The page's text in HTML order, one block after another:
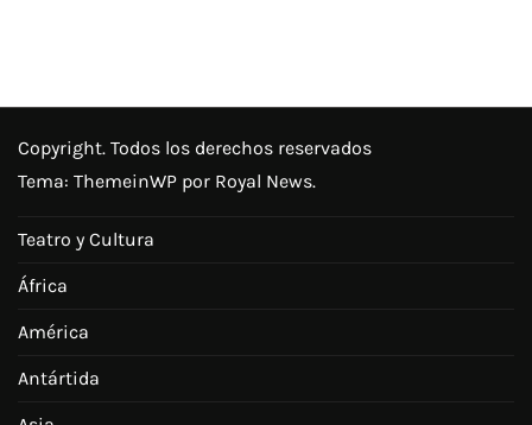
Copyright. Todos los derechos reservados
Tema: ThemeinWP por Royal News.
Teatro y Cultura
África
América
Antártida